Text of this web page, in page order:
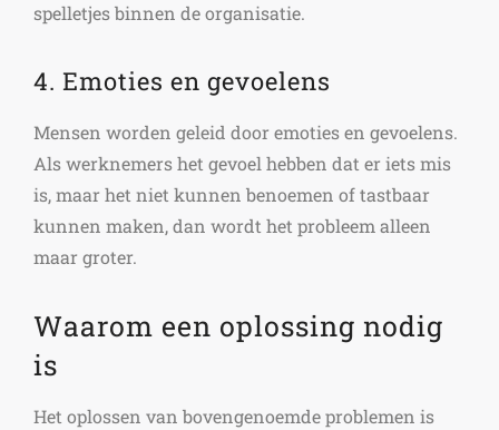
spelletjes binnen de organisatie.
4. Emoties en gevoelens
Mensen worden geleid door emoties en gevoelens.
Als werknemers het gevoel hebben dat er iets mis
is, maar het niet kunnen benoemen of tastbaar
kunnen maken, dan wordt het probleem alleen
maar groter.
Waarom een oplossing nodig
is
Het oplossen van bovengenoemde problemen is